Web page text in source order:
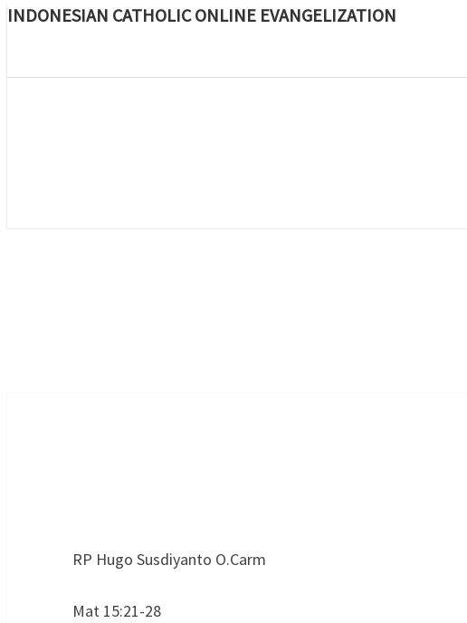
Skip
content
INDONESIAN CATHOLIC ONLINE EVANGELIZATION
RP Hugo Susdiyanto O.Carm
Mat 15:21-28